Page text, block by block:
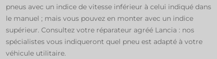
pneus avec un indice de vitesse inférieur à celui indiqué dans
le manuel ; mais vous pouvez en monter avec un indice
supérieur. Consultez votre réparateur agréé Lancia : nos
spécialistes vous indiqueront quel pneu est adapté à votre
véhicule utilitaire.